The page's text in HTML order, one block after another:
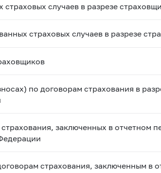
страховых случаев в разрезе
страховых случаев в разрезе
по договорам страхования в
заключенных в отчетном
страхования, заключенным в